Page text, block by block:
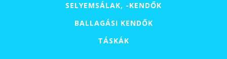
SELYEMSÁLAK, -KENDŐK
BALLAGÁSI KENDŐK
TÁSKÁK